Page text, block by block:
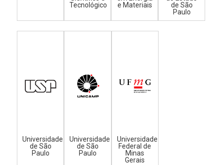
Tecnológico
e Materiais
de São
Paulo
Universidade
de São
Paulo
Universidade
de São
Paulo
Universidade
Federal de
Minas
Gerais